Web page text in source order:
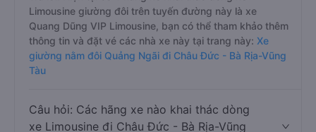
Limousine giường đôi trên tuyến đường này là xe
Quang Dũng VIP Limousine, bạn có thể tham khảo thêm
thông tin và đặt vé các nhà xe này tại trang này: Xe
giường nằm đôi Quảng Ngãi đi Châu Đức - Bà Rịa-Vũng
Tàu
Câu hỏi: Các hãng xe nào khai thác dòng
xe Limousine đi Châu Đức - Bà Rịa-Vũng